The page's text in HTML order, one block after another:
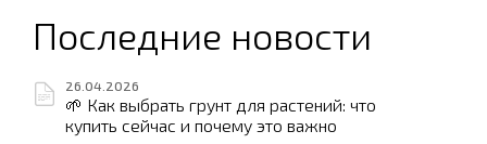
Последние новости
26.04.2026
🌱 Как выбрать грунт для растений: что
купить сейчас и почему это важно